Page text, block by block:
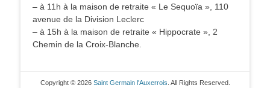
– à 11h à la maison de retraite « Le Sequoïa », 110
avenue de la Division Leclerc
– à 15h à la maison de retraite « Hippocrate », 2
Chemin de la Croix-Blanche.
Copyright © 2026 Saint Germain l'Auxerrois . All Rights Reserved.